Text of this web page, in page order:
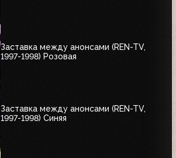
Заставка между анонсами (REN-TV,
1997-1998) Розовая
Заставка между анонсами (REN-TV,
1997-1998) Синяя